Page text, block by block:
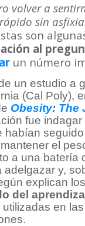
volver a
sin
son
al
un número
un estudio a
(Cal Poly),
Obesity: The
fue
habían
el
a una batería
adelgazar y,
explican
del
utilizadas en